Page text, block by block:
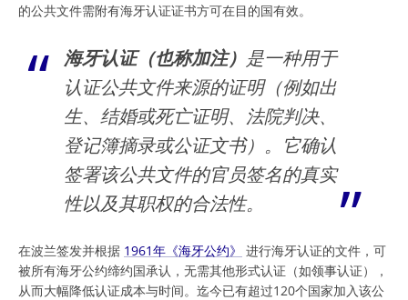
的公共文件需附有海牙认证证书方可在目的国有效。
海牙认证（也称加注） 是一种用于
认证公共文件来源的证明（例如出
生、结婚或死亡证明、法院判决、
登记簿摘录或公证文书）。它确认
签署该公共文件的官员签名的真实
性以及其职权的合法性。
在波兰签发并根据 1961年《海牙公约》
进行海牙认证的文件，可
被所有海牙公约缔约国承认，无需其他形式认证（如领事认证），
从而大幅降低认证成本与时间。迄今已有超过120个国家加入该公